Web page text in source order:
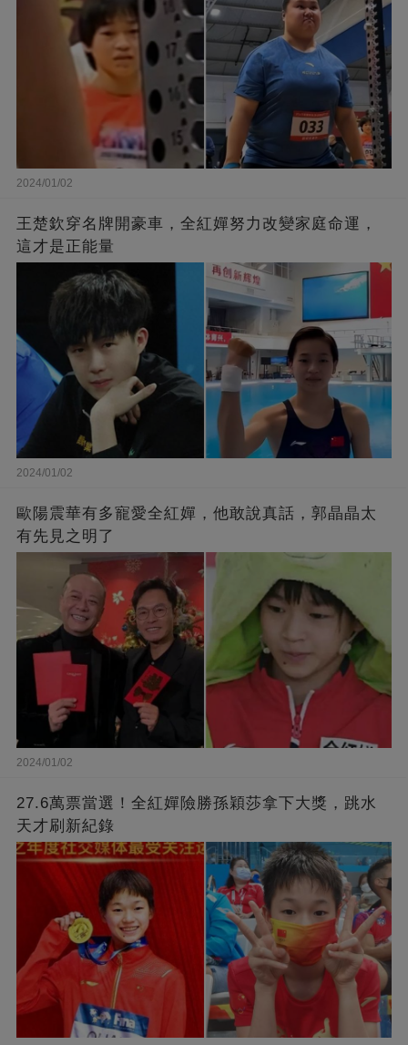
2024/01/02
王楚欽穿名牌開豪車，全紅嬋努力改變家庭命運，
這才是正能量
2024/01/02
歐陽震華有多寵愛全紅嬋，他敢說真話，郭晶晶太
有先見之明了
2024/01/02
27.6萬票當選！全紅嬋險勝孫穎莎拿下大獎，跳水
天才刷新紀錄